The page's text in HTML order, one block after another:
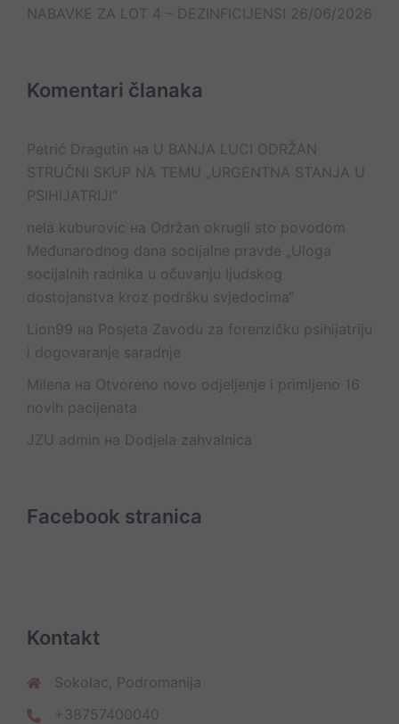
NABAVKE ZA LOT 4 – DEZINFICIJENSI 26/06/2026
Komentari članaka
Petrić Dragutin на U BANJA LUCI ODRŽAN
STRUČNI SKUP NA TEMU „URGENTNA STANJA U
PSIHIJATRIJI“
nela kuburovic на Održan okrugli sto povodom
Međunarodnog dana socijalne pravde „Uloga
socijalnih radnika u očuvanju ljudskog
dostojanstva kroz podršku svjedocima“
Lion99 на Posjeta Zavodu za forenzičku psihijatriju
i dogovaranje saradnje
Milena на Otvoreno novo odjeljenje i primljeno 16
novih pacijenata
JZU admin на Dodjela zahvalnica
Facebook stranica
Kontakt
Sokolac, Podromanija
+38757400040